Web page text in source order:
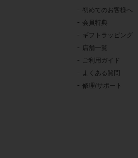
初めてのお客様へ
会員特典
ギフトラッピング
店舗一覧
ご利用ガイド
よくある質問
修理/サポート